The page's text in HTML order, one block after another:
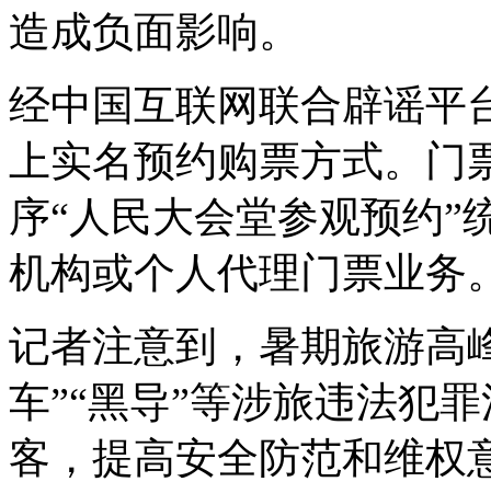
造成负面影响。
经中国互联网联合辟谣平
上实名预约购票方式。
序“人民大会堂参观预约”
机构或个人代理门票业务
记者注意到，暑期旅游高
车”“黑导”等涉旅违法犯
客，提高安全防范和维权